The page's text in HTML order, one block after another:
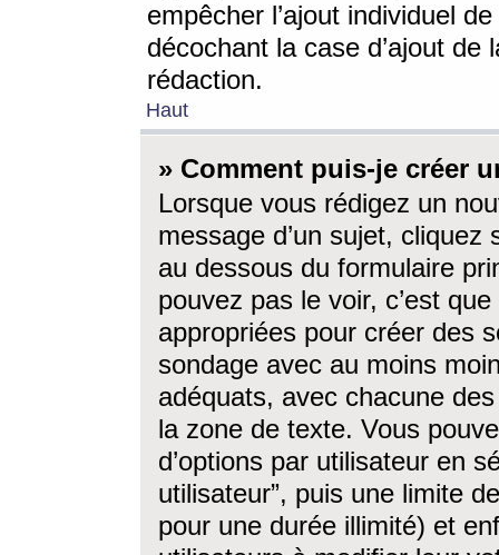
empêcher l’ajout individuel
décochant la case d’ajout
rédaction.
Haut
» Comment puis-je créer
Lorsque vous rédigez un
message d’un sujet, cliquez
au dessous du formulaire
pouvez pas le voir, c’est
appropriées pour créer des
sondage avec au moins
adéquats, avec chacune
la zone de texte. Vous
d’options par utilisateur en
utilisateur”, puis une limite
pour une durée illimité) et